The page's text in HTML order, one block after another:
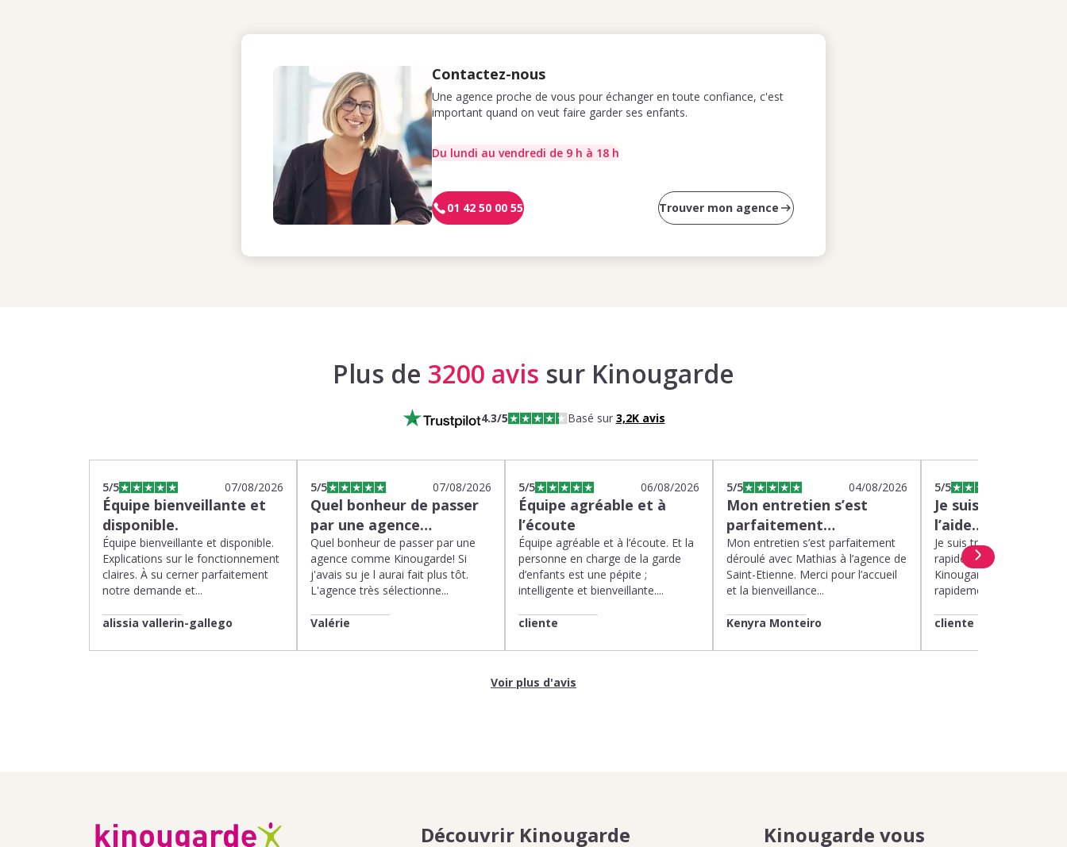
Contactez-nous
Une agence proche de vous pour échanger en toute confiance, c'est
important quand on veut faire garder ses enfants.
Du lundi au vendredi de 9 h à 18 h
01 42 50 00 55 Trouver mon agence
Plus de 3200 avis sur Kinougarde
4.3/5 Basé sur 3,2Kavis
5/5 07/08/2026
Équipe bienveillante et
disponible.
Équipe bienveillante et disponible.
Explications sur le fonctionnement
claires. À su cerner parfaitement
notre demande et...
alissia vallerin-gallego
5/5 07/08/2026
Quel bonheur de passer
par une agence…
Quel bonheur de passer par une
agence comme Kinougarde! Si
j'avais su je l aurai fait plus tôt.
L'agence très sélectionne...
Valérie
5/5 06/08/2026
Équipe agréable et à
l’écoute
Équipe agréable et à l’écoute. Et la
personne en charge de la garde
d’enfants est une pépite ;
intelligente et bienveillante....
cliente
5/5 04/08/2026
Mon entretien s’est
parfaitement…
Mon entretien s’est parfaitement
déroulé avec Mathias à l’agence de
Saint-Etienne. Merci pour l’accueil
et la bienveillance...
Kenyra Monteiro
5/5
Je suis très
l’aide…
Je suis très satisfaite de
rapide et efficace
Kinougarde. On m’a
rapidement et une
cliente
Voir plus d'avis
Découvrir Kinougarde
Kinougarde vous